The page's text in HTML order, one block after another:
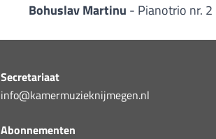
Bohuslav Martinu - Pianotrio nr. 2
Secretariaat
info@kamermuzieknijmegen.nl
Abonnementen